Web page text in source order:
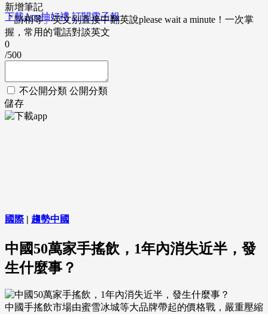
下載App抽好禮 訂閱電子報
新增筆記
「請稍等」英文別直接中翻英說please wait a minute！一次掌
握，常用的電話對談英文
0
/500
不公開分類 公開分類
儲存
國際| 趨勢中國
中國50萬家手搖飲，1年內消失近半，發
生什麼事？
中國手搖飲市場由蜜雪冰城等大品牌帶起的價格戰，嚴重壓縮